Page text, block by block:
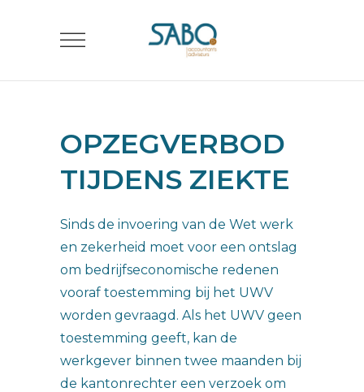
OPZEGVERBOD
TIJDENS ZIEKTE
Sinds de invoering van de Wet werk
en zekerheid moet voor een ontslag
om bedrijfseconomische redenen
vooraf toestemming bij het UWV
worden gevraagd. Als het UWV geen
toestemming geeft, kan de
werkgever binnen twee maanden bij
de kantonrechter een verzoek om